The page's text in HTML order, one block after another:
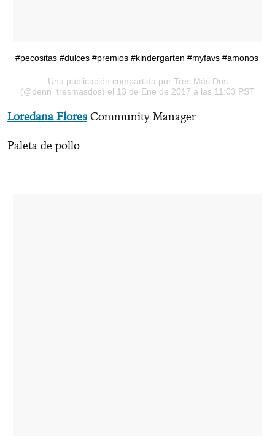
#pecositas #dulces #premios #kindergarten #myfavs #amonos
Una publicación compartida por Tres Más Dos
(@denn_tresmasdos) el 13 de Ene de 2017 a las 11:03 PST
Loredana Flores Community Manager
Paleta de pollo